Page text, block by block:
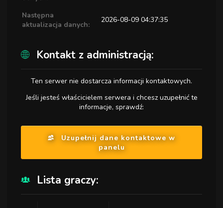
Następna
aktualizacja danych:
2026-08-09 04:37:35
Kontakt z administracją:
Ten serwer nie dostarcza informacji kontaktowych.
Jeśli jesteś właścicielem serwera i chcesz uzupełnić te
informacje, sprawdź:
Uzupełnij dane kontaktowe w
panelu
Lista graczy: